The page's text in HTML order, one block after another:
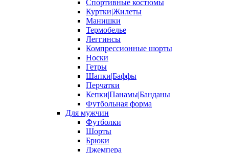
Спортивные костюмы
Куртки|Жилеты
Манишки
Термобелье
Леггинсы
Компрессионные шорты
Носки
Гетры
Шапки|Баффы
Перчатки
Кепки|Панамы|Банданы
Футбольная форма
Для мужчин
Футболки
Шорты
Брюки
Джемпера